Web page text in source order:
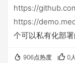
https://
https://
个可以私有化部
906点热度 0